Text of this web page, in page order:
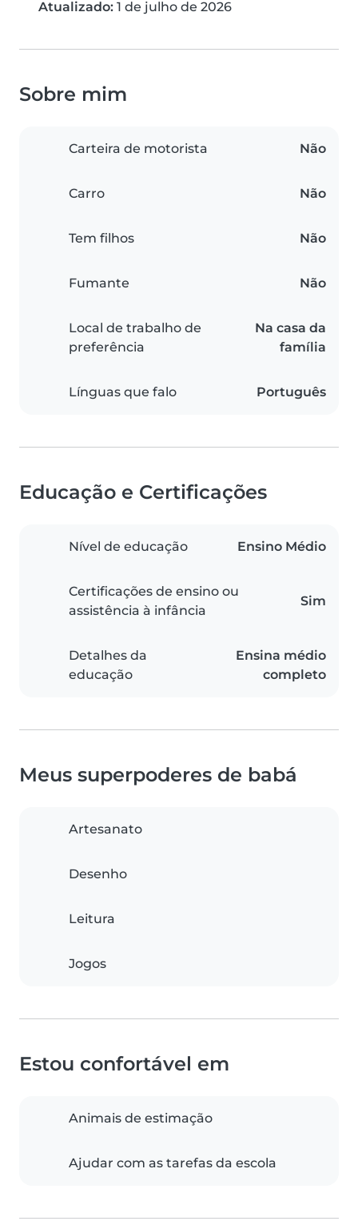
Atualizado: 1 de julho de 2026
Sobre mim
Carteira de motorista Não
Carro Não
Tem filhos Não
Fumante Não
Local de trabalho de
preferência
Na casa da
família
Línguas que falo Português
Educação e Certificações
Nível de educação Ensino Médio
Certificações de ensino ou
assistência à infância
Sim
Detalhes da
educação
Ensina médio
completo
Meus superpoderes de babá
Artesanato
Desenho
Leitura
Jogos
Estou confortável em
Animais de estimação
Ajudar com as tarefas da escola